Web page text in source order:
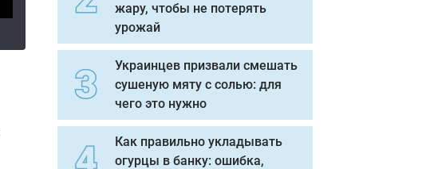
жару, чтобы не потерять
урожай
Украинцев призвали смешать
сушеную мяту с солью: для
чего это нужно
Как правильно укладывать
огурцы в банку: ошибка,